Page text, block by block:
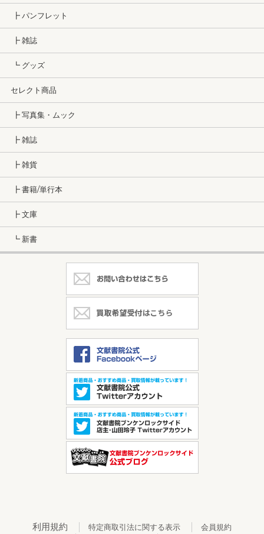
┣ パンフレット
┣ 雑誌
┗ グッズ
セレクト商品
┣ 写真集・ムック
┣ 雑誌
┣ 雑貨
┣ 書籍/単行本
┣ 文庫
┗ 新書
利用規約 特定商取引法に関する表示
会員規約